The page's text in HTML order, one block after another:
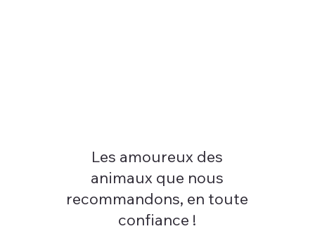
Les amoureux des
animaux que nous
recommandons, en toute
confiance !